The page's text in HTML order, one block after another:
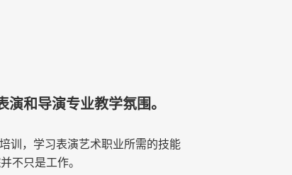
和导演专业教学氛围。
训，学习表演艺术职业所需的技能
不只是工作。